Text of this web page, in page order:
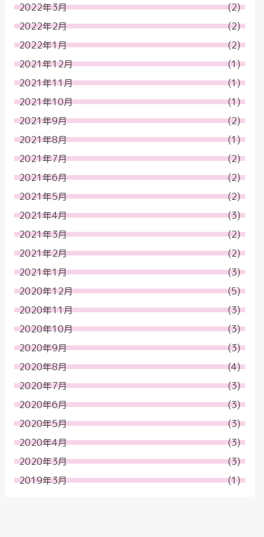
2022年3月
(2)
2022年2月
(2)
2022年1月
(2)
2021年12月
(1)
2021年11月
(1)
2021年10月
(1)
2021年9月
(2)
2021年8月
(1)
2021年7月
(2)
2021年6月
(2)
2021年5月
(2)
2021年4月
(3)
2021年3月
(2)
2021年2月
(2)
2021年1月
(3)
2020年12月
(5)
2020年11月
(3)
2020年10月
(3)
2020年9月
(3)
2020年8月
(4)
2020年7月
(3)
2020年6月
(3)
2020年5月
(3)
2020年4月
(3)
2020年3月
(3)
2019年3月
(1)